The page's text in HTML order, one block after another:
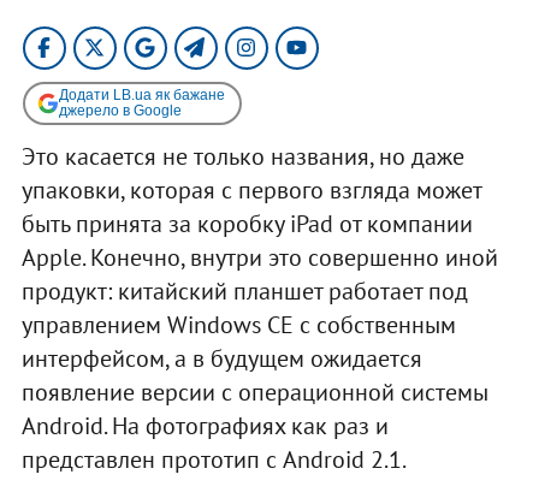
Додати LB.ua як бажане
джерело в Google
Это касается не только названия, но даже
упаковки, которая с первого взгляда может
быть принята за коробку iPad от компании
Apple. Конечно, внутри это совершенно иной
продукт: китайский планшет работает под
управлением Windows CE с собственным
интерфейсом, а в будущем ожидается
появление версии с операционной системы
Android. На фотографиях как раз и
представлен прототип с Android 2.1.